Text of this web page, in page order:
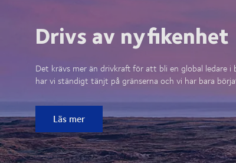
Drivs av nyfikenhet
Det krävs mer än drivkraft för att bli en global ledare
har vi ständigt tänjt på gränserna och vi har bara
Läs mer